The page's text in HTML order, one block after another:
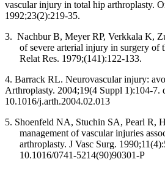
vascular injury in total hip arthroplasty.
1992;23(2):219-35.
3. Nachbur B, Meyer RP, Verkkala K,
of severe arterial injury in surgery
Relat Res. 1979;(141):122-133.
4. Barrack RL. Neurovascular injury:
Arthroplasty. 2004;19(4 Suppl 1):104-7.
10.1016/j.arth.2004.02.013
5. Shoenfeld NA, Stuchin SA, Pearl R,
management of vascular injuries
arthroplasty. J Vasc Surg.
10.1016/0741-5214(90)90301-P